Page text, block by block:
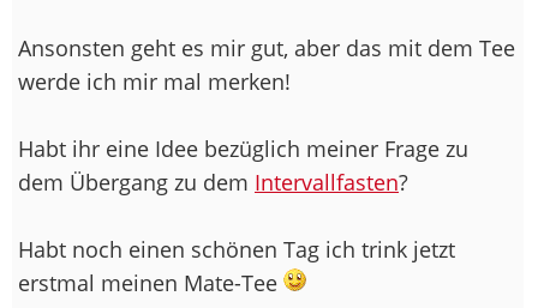
Ansonsten geht es mir gut, aber das mit dem Tee
werde ich mir mal merken!
Habt ihr eine Idee bezüglich meiner Frage zu
dem Übergang zu dem Intervallfasten?
Habt noch einen schönen Tag ich trink jetzt
erstmal meinen Mate-Tee